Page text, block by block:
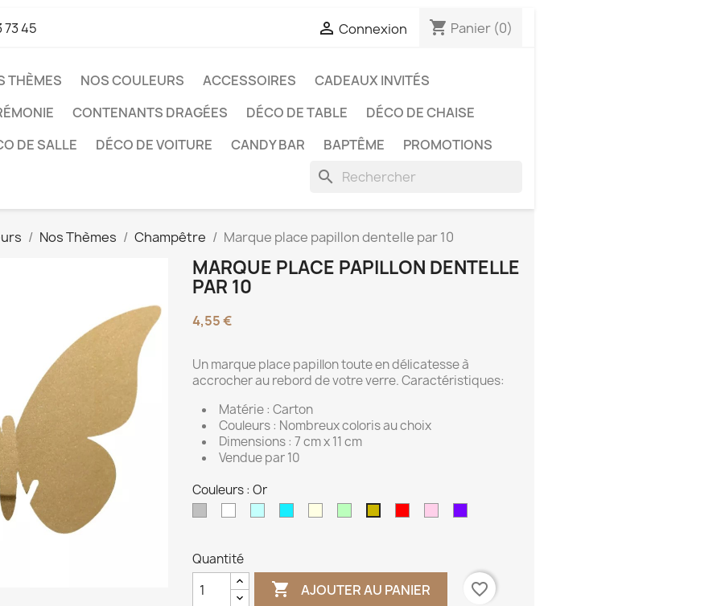
73 45  Connexion shopping_cart Panier (0)
THÈMES NOS COULEURS ACCESSOIRES
CADEAUX INVITÉS
CONTENANTS DRAGÉES DÉCO DE TABLE
DÉCO DE CHAISE
DE SALLE
DÉCO DE VOITURE CANDY BAR BAPTÊME PROMOTIONS
search
Nos Thèmes Champêtre Marque place papillon dentelle par 10
MARQUE PLACE PAPILLON DENTELLE
PAR 10
4,55 €
Un marque place papillon toute en délicatesse à
accrocher au rebord de votre verre. Caractéristiques:
Matérie : Carton
Couleurs : Nombreux coloris au choix
Dimensions : 7 cm x 11 cm
Vendue par 10
Couleurs : Or
Quantité
 AJOUTER AU PANIER
favorite_border